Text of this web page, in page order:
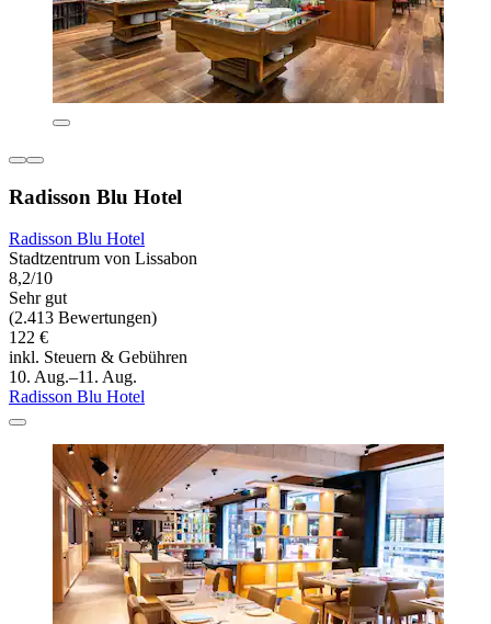
Radisson Blu Hotel
Radisson Blu Hotel
Stadtzentrum von Lissabon
8,2/10
Sehr gut
(2.413 Bewertungen)
122 €
inkl. Steuern & Gebühren
10. Aug.–11. Aug.
Radisson Blu Hotel